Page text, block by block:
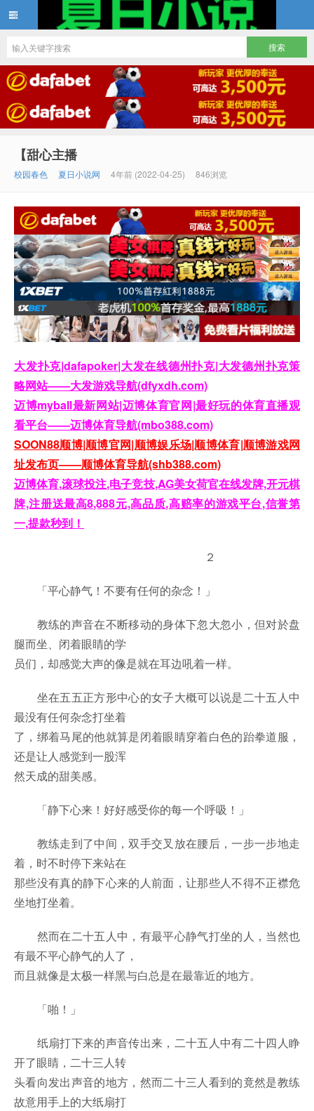
夏日小说
【甜心主播
校园春色 夏日小说网 4年前 (2022-04-25) 846浏览
大发扑克|dafapoker|大发在线德州扑克|大发德州扑克策
略网站——大发游戏导航(dfyxdh.com)
迈博myball最新网站|迈博体育官网|最好玩的体育直播观
看平台——迈博体育导航(mbo388.com)
SOON88顺博|顺博官网|顺博娱乐场|顺博体育|顺博游戏网
址发布页——顺博体育导航(shb388.com)
迈博体育,滚球投注,电子竞技,AG美女荷官在线发牌,开元棋
牌,注册送最高8,888元,高品质,高赔率的游戏平台,信誉第
一,提款秒到！
２
「平心静气！不要有任何的杂念！」
教练的声音在不断移动的身体下忽大忽小，但对於盘
腿而坐、闭着眼睛的学
员们，却感觉大声的像是就在耳边吼着一样。
坐在五五正方形中心的女子大概可以说是二十五人中
最没有任何杂念打坐着
了，绑着马尾的他就算是闭着眼睛穿着白色的跆拳道服，
还是让人感觉到一股浑
然天成的甜美感。
「静下心来！好好感受你的每一个呼吸！」
教练走到了中间，双手交叉放在腰后，一步一步地走
着，时不时停下来站在
那些没有真的静下心来的人前面，让那些人不得不正襟危
坐地打坐着。
然而在二十五人中，有最平心静气打坐的人，当然也
有最不平心静气的人了，
而且就像是太极一样黑与白总是在最靠近的地方。
「啪！」
纸扇打下来的声音传出来，二十五人中有二十四人睁
开了眼睛，二十三人转
头看向发出声音的地方，然而二十三人看到的竟然是教练
故意用手上的大纸扇打